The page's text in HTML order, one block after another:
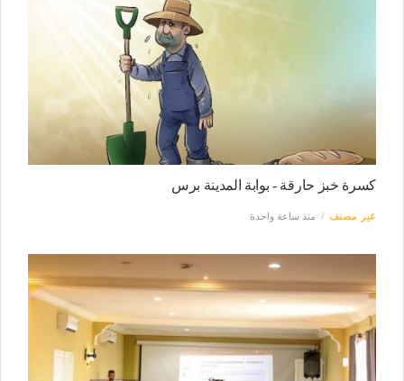
كسرة خبز حارقة - بوابة المدينة برس
غير مصنف منذ ساعة واحدة